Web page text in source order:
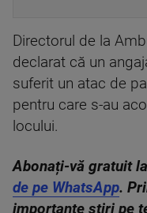
Directorul de la
declarat că un
suferit un atac de
pentru care s-au
locului.
Abonați-vă gratuit la
de pe WhatsApp.
importante știri pe